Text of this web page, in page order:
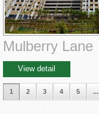
Mulberry Lane
View detail
1 2 3 4 5 ...